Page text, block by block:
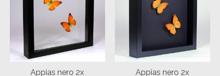
Appias nero 2x
Appias nero 2x